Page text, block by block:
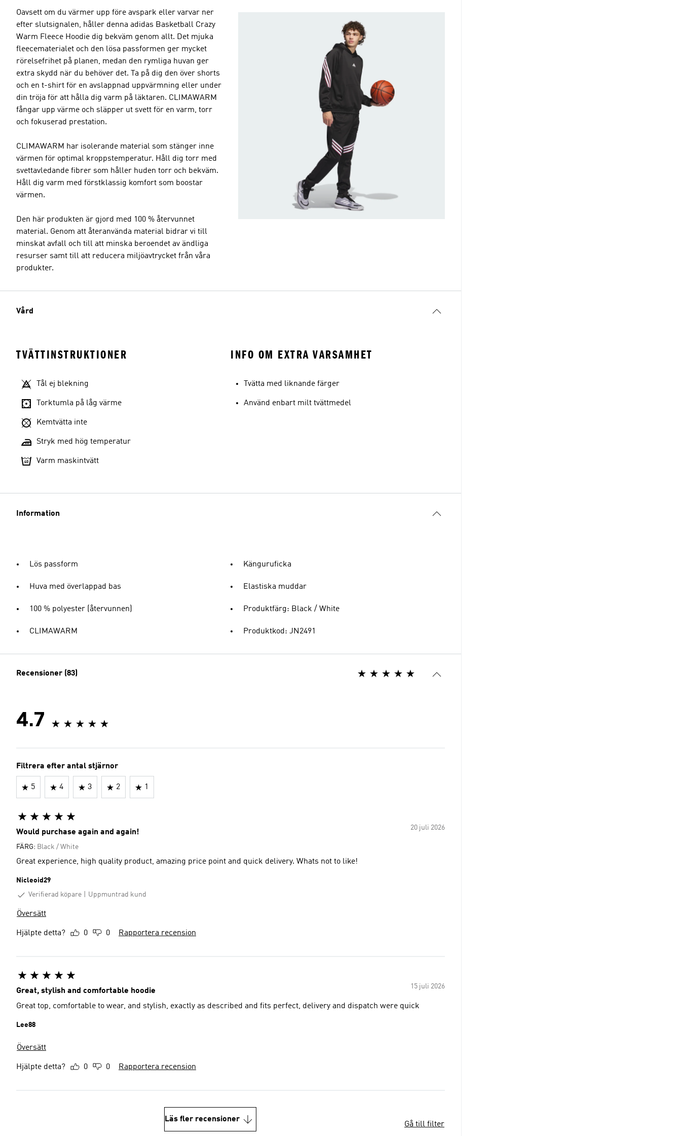
Oavsett om du värmer upp före avspark eller varvar ner
efter slutsignalen, håller denna adidas Basketball Crazy
Warm Fleece Hoodie dig bekväm genom allt. Det mjuka
fleecematerialet och den lösa passformen ger mycket
rörelsefrihet på planen, medan den rymliga huvan ger
extra skydd när du behöver det. Ta på dig den över shorts
och en t-shirt för en avslappnad uppvärmning eller under
din tröja för att hålla dig varm på läktaren. CLIMAWARM
fångar upp värme och släpper ut svett för en varm, torr
och fokuserad prestation.
CLIMAWARM har isolerande material som stänger inne
värmen för optimal kroppstemperatur. Håll dig torr med
svettavledande fibrer som håller huden torr och bekväm.
Håll dig varm med förstklassig komfort som boostar
värmen.
Den här produkten är gjord med 100 % återvunnet
material. Genom att återanvända material bidrar vi till
minskat avfall och till att minska beroendet av ändliga
resurser samt till att reducera miljöavtrycket från våra
produkter.
Vård
TVÄTTINSTRUKTIONER
Tål ej blekning
Torktumla på låg värme
Kemtvätta inte
Stryk med hög temperatur
Varm maskintvätt
INFO OM EXTRA VARSAMHET
Tvätta med liknande färger
Använd enbart milt tvättmedel
Information
Lös passform
Huva med överlappad bas
100 % polyester (återvunnen)
CLIMAWARM
Känguruficka
Elastiska muddar
Produktfärg: Black / White
Produktkod: JN2491
Recensioner (83)
4.7
Filtrera efter antal stjärnor
5 4 3 2 1
20 juli 2026
Would purchase again and again!
FÄRG: Black / White
Great experience, high quality product, amazing price point and quick delivery. Whats not to like!
Nicleoid29
Verifierad köpare
Uppmuntrad kund
Översätt
Hjälpte detta? 0 0 Rapportera recension
15 juli 2026
Great, stylish and comfortable hoodie
Great top, comfortable to wear, and stylish, exactly as described and fits perfect, delivery and dispatch were quick
Lee88
Översätt
Hjälpte detta? 0 0 Rapportera recension
Läs fler recensioner
Gå till filter